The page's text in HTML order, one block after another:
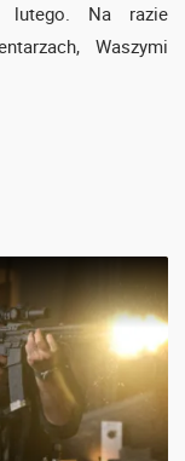
lutego. Na razie
Waszymi